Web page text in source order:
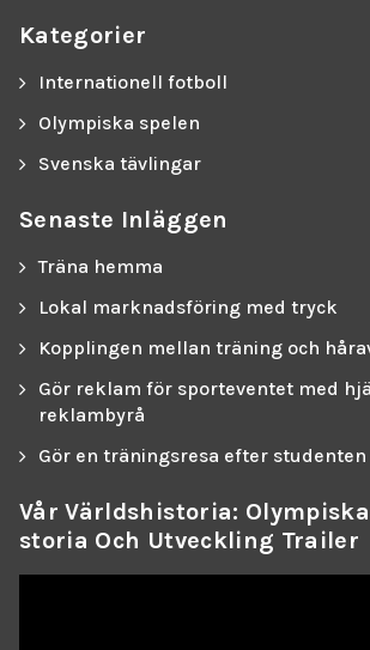
Kategorier
Internationell fotboll
Olympiska spelen
Svenska tävlingar
Senaste Inläggen
Träna hemma
Lokal marknadsföring med tryck
Kopplingen mellan träning och
Gör reklam för sporteventet med
reklambyrå
Gör en träningsresa efter studenten
Vår Världshistoria:
Storia Och Utveckling Trailer